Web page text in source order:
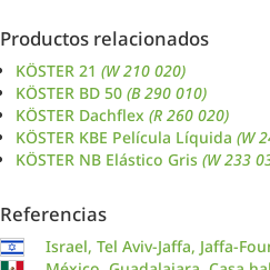
Productos relacionados
KÖSTER 21 (W 210 020)
KÖSTER BD 50 (B 290 010)
KÖSTER Dachflex (R 260 020)
KÖSTER KBE Película Líquida (W
KÖSTER NB Elástico Gris (W 233
Referencias
Israel, Tel Aviv-Jaffa, Jaffa-